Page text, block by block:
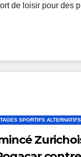
de loisir pour des
SPORTIFS ALTERNATIFS